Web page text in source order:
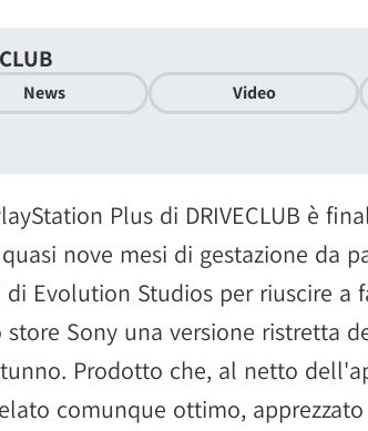
News Video
Plus di DRIVECLUB è
nove mesi di gestazione da
Evolution Studios per riuscire a
Sony una versione ristretta
Prodotto che, al netto
comunque ottimo,